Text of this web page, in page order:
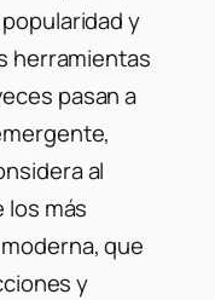
y
herramientas
pasan a
al
los más
que
y